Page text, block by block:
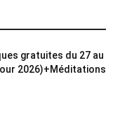
gratuites du 27 au
2026)+Méditations